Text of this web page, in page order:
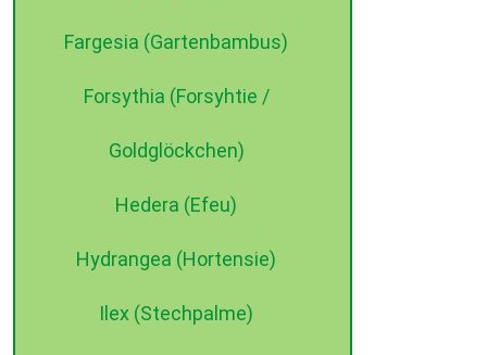
Fargesia (Gartenbambus)
Forsythia (Forsyhtie /
Goldglöckchen)
Hedera (Efeu)
Hydrangea (Hortensie)
Ilex (Stechpalme)